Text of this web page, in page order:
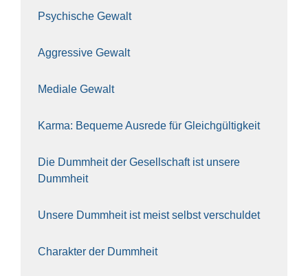
Psy­chi­sche Gewalt
Aggres­si­ve Gewalt
Media­le Gewalt
Kar­ma: Beque­me Aus­re­de für Gleich­gül­tig­keit
Die Dumm­heit der Gesell­schaft ist unse­re
Dumm­heit
Unse­re Dumm­heit ist meist selbst ver­schul­det
Cha­rak­ter der Dumm­heit